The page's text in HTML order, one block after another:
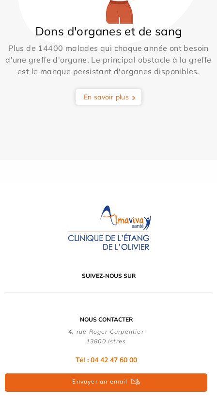
Dons d'organes et de sang
Plus de 14400 malades qui chaque année ont besoin
d'une greffe d'organe. Le principal obstacle à la greffe
est le manque persistant d'organes disponibles.
En savoir plus
SUIVEZ-NOUS SUR
NOUS CONTACTER
4, rue Roger Carpentier
13800 Istres
Tél : 04 42 47 60 00
Envoyer un email